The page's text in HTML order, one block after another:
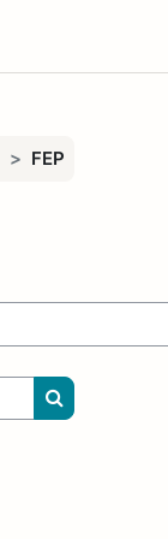
FEP
Procurar